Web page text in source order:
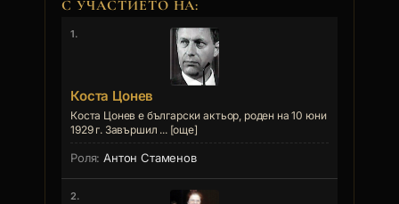
С УЧАСТИЕТО НА:
1.
Коста Цонев
Коста Цонев е български актьор, роден на 10 юни
1929 г. Завършил ... [още]
Антон Стаменов
2.